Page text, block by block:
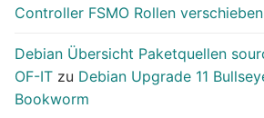
Controller FSMO Rollen verschieben
Debian Übersicht Paketquellen
OF-IT zu Debian Upgrade 11
Bookworm